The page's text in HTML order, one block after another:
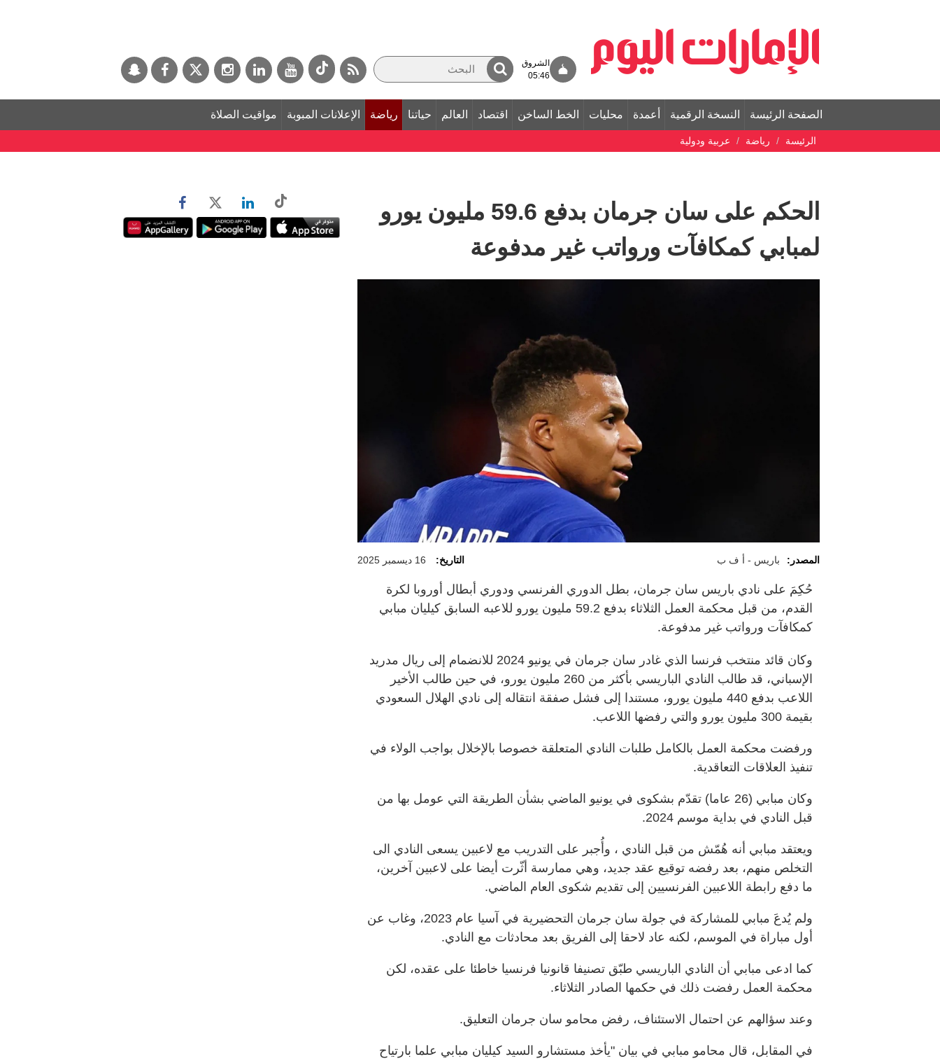
الشروق
05:46
الصفحة الرئيسة النسخة الرقمية أعمدة محليات الخط الساخن اقتصاد العالم حياتنا رياضة الإعلانات المبوبة مواقيت الصلاة
الرئيسة رياضة عربية ودولية
الحكم على سان جرمان بدفع 59.6 مليون يورو
لمبابي كمكافآت ورواتب غير مدفوعة
المصدر: باريس - أ ف ب التاريخ: 16 ديسمبر 2025
حُكِمَ على نادي باريس سان جرمان، بطل الدوري الفرنسي ودوري أبطال أوروبا لكرة
القدم، من قبل محكمة العمل الثلاثاء بدفع 59.2 مليون يورو للاعبه السابق كيليان مبابي
كمكافآت ورواتب غير مدفوعة.
وكان قائد منتخب فرنسا الذي غادر سان جرمان في يونيو 2024 للانضمام إلى ريال مدريد
الإسباني، قد طالب النادي الباريسي بأكثر من 260 مليون يورو، في حين طالب الأخير
اللاعب بدفع 440 مليون يورو، مستندا إلى فشل صفقة انتقاله إلى نادي الهلال السعودي
بقيمة 300 مليون يورو والتي رفضها اللاعب.
ورفضت محكمة العمل بالكامل طلبات النادي المتعلقة خصوصا بالإخلال بواجب الولاء في
تنفيذ العلاقات التعاقدية.
وكان مبابي (26 عاما) تقدّم بشكوى في يونيو الماضي بشأن الطريقة التي عومل بها من
قبل النادي في بداية موسم 2024.
ويعتقد مبابي أنه هُمّش من قبل النادي ، وأُجبر على التدريب مع لاعبين يسعى النادي الى
التخلص منهم، بعد رفضه توقيع عقد جديد، وهي ممارسة أثّرت أيضا على لاعبين آخرين،
ما دفع رابطة اللاعبين الفرنسيين إلى تقديم شكوى العام الماضي.
ولم يُدعَ مبابي للمشاركة في جولة سان جرمان التحضيرية في آسيا عام 2023، وغاب عن
أول مباراة في الموسم، لكنه عاد لاحقا إلى الفريق بعد محادثات مع النادي.
كما ادعى مبابي أن النادي الباريسي طبّق تصنيفا قانونيا فرنسيا خاطئا على عقده، لكن
محكمة العمل رفضت ذلك في حكمها الصادر الثلاثاء.
وعند سؤالهم عن احتمال الاستئناف، رفض محامو سان جرمان التعليق.
في المقابل، قال محامو مبابي في بيان "يأخذ مستشارو السيد كيليان مبابي علما بارتياح